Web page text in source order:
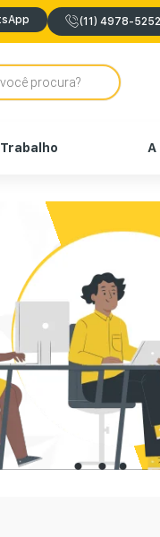
(11) 4978-5252